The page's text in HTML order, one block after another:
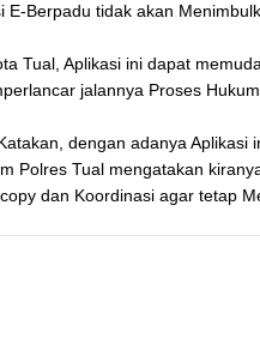
Berpadu tidak akan
Tual, Aplikasi ini dapat
jalannya Proses
dengan adanya Aplikasi
Polres Tual mengatakan
dan Koordinasi agar tetap